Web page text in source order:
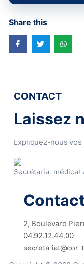
Share this
CONTACT
Laissez
Expliquez-nous
Secrétariat médical
Contact
2, Boulevard
04.92.12.44.00
secretariat@cor-